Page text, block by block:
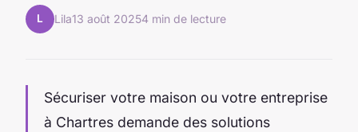
L Lila13 août 20254 min de lecture
Sécuriser votre maison ou votre entreprise
à Chartres demande des solutions